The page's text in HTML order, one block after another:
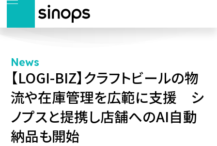
News
【LOGI-BIZ】クラフトビールの物
流や在庫管理を広範に支援 シ
ノプスと提携し店舗へのAI自動
納品も開始